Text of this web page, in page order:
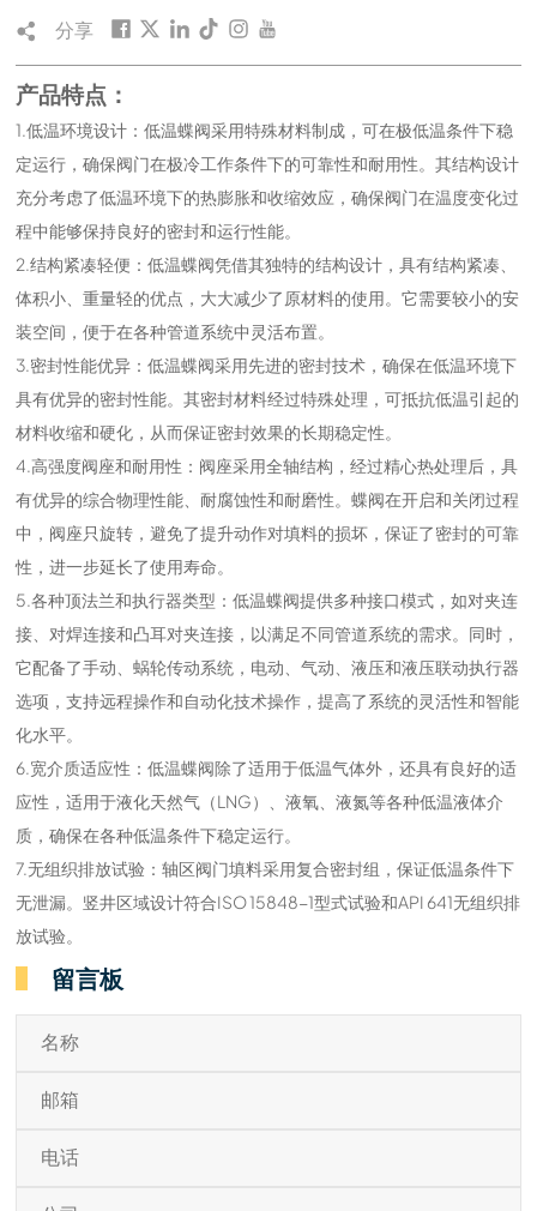
分享
产品特点：
1.低温环境设计：低温蝶阀采用特殊材料制成，可在极低温条件下稳
定运行，确保阀门在极冷工作条件下的可靠性和耐用性。其结构设计
充分考虑了低温环境下的热膨胀和收缩效应，确保阀门在温度变化过
程中能够保持良好的密封和运行性能。
2.结构紧凑轻便：低温蝶阀凭借其独特的结构设计，具有结构紧凑、
体积小、重量轻的优点，大大减少了原材料的使用。它需要较小的安
装空间，便于在各种管道系统中灵活布置。
3.密封性能优异：低温蝶阀采用先进的密封技术，确保在低温环境下
具有优异的密封性能。其密封材料经过特殊处理，可抵抗低温引起的
材料收缩和硬化，从而保证密封效果的长期稳定性。
4.高强度阀座和耐用性：阀座采用全轴结构，经过精心热处理后，具
有优异的综合物理性能、耐腐蚀性和耐磨性。蝶阀在开启和关闭过程
中，阀座只旋转，避免了提升动作对填料的损坏，保证了密封的可靠
性，进一步延长了使用寿命。
5.各种顶法兰和执行器类型：低温蝶阀提供多种接口模式，如对夹连
接、对焊连接和凸耳对夹连接，以满足不同管道系统的需求。同时，
它配备了手动、蜗轮传动系统，电动、气动、液压和液压联动执行器
选项，支持远程操作和自动化技术操作，提高了系统的灵活性和智能
化水平。
6.宽介质适应性：低温蝶阀除了适用于低温气体外，还具有良好的适
应性，适用于液化天然气（LNG）、液氧、液氮等各种低温液体介
质，确保在各种低温条件下稳定运行。
7.无组织排放试验：轴区阀门填料采用复合密封组，保证低温条件下
无泄漏。竖井区域设计符合ISO 15848-1型式试验和API 641无组织排
放试验。
留言板